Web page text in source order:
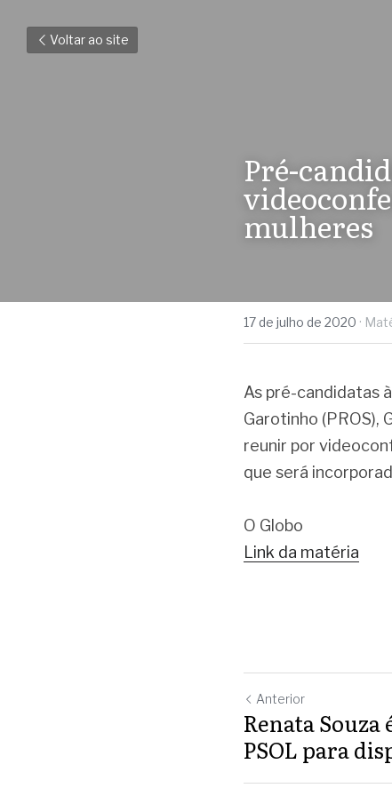
Voltar ao site
Pré-
mulheres
17 de julho de 2020 ·
As pré-candidatas
Garotinho (PROS),
reunir por
que será
O Globo
Link da matéria
Anterior
Renata Souza
PSOL para